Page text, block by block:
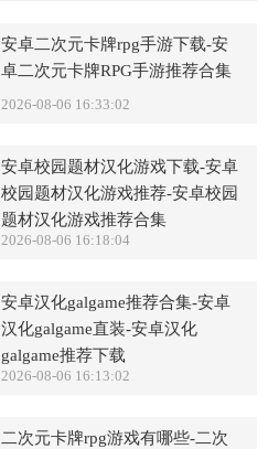
安卓二次元卡牌rpg手游下载-安
卓二次元卡牌RPG手游推荐合集
2026-08-06 16:33:02
安卓校园题材汉化游戏下载-安卓
校园题材汉化游戏推荐-安卓校园
题材汉化游戏推荐合集
2026-08-06 16:18:04
安卓汉化galgame推荐合集-安卓
汉化galgame直装-安卓汉化
galgame推荐下载
2026-08-06 16:13:02
二次元卡牌rpg游戏有哪些-二次